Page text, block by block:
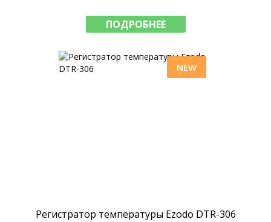
ПОДРОБНЕЕ
NEW
Регистратор температуры Ezodo DTR-306